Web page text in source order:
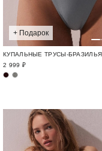
+ Подарок
2 999 ₽